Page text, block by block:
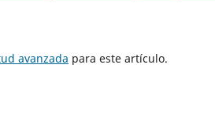
avanzada para este artículo.